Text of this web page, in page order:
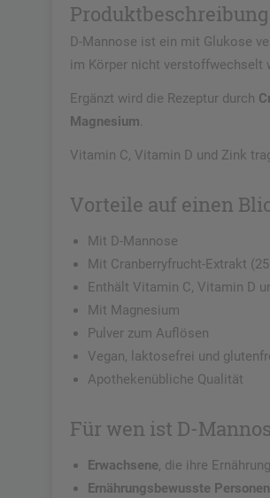
Produktbeschreibung
D-Mannose ist ein mit Glukose
im Körper nicht verstoffwechselt
Ergänzt wird die Rezeptur durch
Magnesium.
Vitamin C, Vitamin D und Zink
Vorteile auf einen
Mit D-Mannose
Mit Cranberryfrucht-Extrakt
Enthält Vitamin C, Vitamin D
Mit Magnesium
Pulver zum Auflösen
Vegan, laktosefrei und
Apothekenübliche Qualität
Für wen ist D-
Erwachsene, die ihre
Ernährungsbewusste Personen